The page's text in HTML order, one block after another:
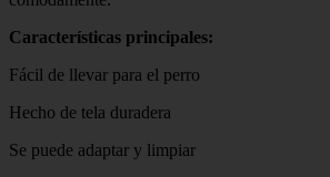
Características principales:
Fácil de llevar para el perro
Hecho de tela duradera
Se puede adaptar y limpiar